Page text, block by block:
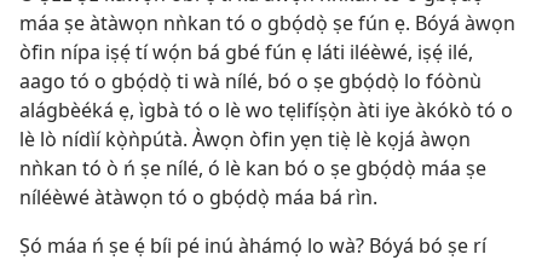
máa ṣe àtàwọn nǹkan tó o gbọ́dọ̀ ṣe fún ẹ. Bóyá àwọn
òfin nípa iṣẹ́ tí wọ́n bá gbé fún ẹ láti iléèwé, iṣẹ́ ilé,
aago tó o gbọ́dọ̀ ti wà nílé, bó o ṣe gbọ́dọ̀ lo fóònù
alágbèéká ẹ, ìgbà tó o lè wo tẹlifíṣọ̀n àti iye àkókò tó o
lè lò nídìí kọ̀ǹpútà. Àwọn òfin yẹn tiẹ̀ lè kọjá àwọn
nǹkan tó ò ń ṣe nílé, ó lè kan bó o ṣe gbọ́dọ̀ máa ṣe
níléèwé àtàwọn tó o gbọ́dọ̀ máa bá rìn.
Ṣó máa ń ṣe ẹ́ bíi pé inú àhámọ́ lo wà? Bóyá bó ṣe rí